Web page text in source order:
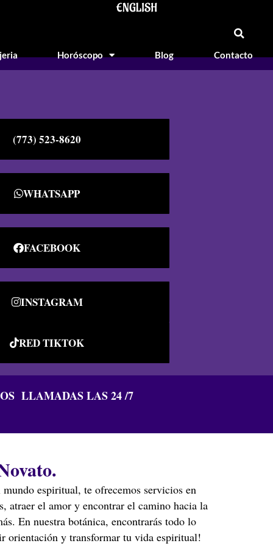
ENGLISH
Horóscopo Blog Contacto
(773) 523-8620
WHATSAPP
FACEBOOK
INSTAGRAM
RED TIKTOK
LLAMADAS LAS 24 /7
espiritual, te ofrecemos servicios en
atraer el amor y encontrar el camino hacia la
En nuestra botánica, encontrarás todo lo
orientación y transformar tu vida espiritual!